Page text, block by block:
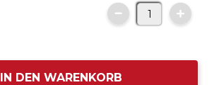
IN DEN WARENKORB